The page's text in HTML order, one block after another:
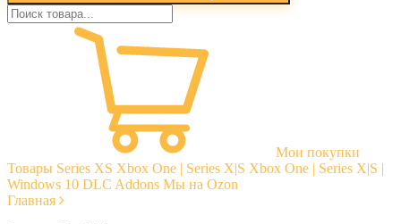
Мои покупки
Товары Series XS Xbox One | Series X|S Xbox One | Series X|S |
Windows 10 DLC Addons Мы на Ozon
Главная